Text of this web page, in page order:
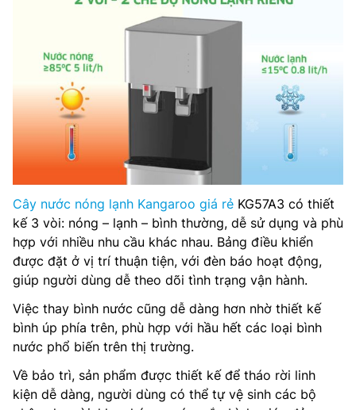
Cây nước nóng lạnh Kangaroo giá rẻ KG57A3 có thiết
kế 3 vòi: nóng – lạnh – bình thường, dễ sử dụng và phù
hợp với nhiều nhu cầu khác nhau. Bảng điều khiển
được đặt ở vị trí thuận tiện, với đèn báo hoạt động,
giúp người dùng dễ theo dõi tình trạng vận hành.
Việc thay bình nước cũng dễ dàng hơn nhờ thiết kế
bình úp phía trên, phù hợp với hầu hết các loại bình
nước phổ biến trên thị trường.
Về bảo trì, sản phẩm được thiết kế để tháo rời linh
kiện dễ dàng, người dùng có thể tự vệ sinh các bộ